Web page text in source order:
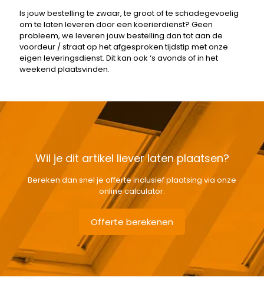
Is jouw bestelling te zwaar, te groot of te schadegevoelig
om te laten leveren door een koerierdienst? Geen
probleem, we leveren jouw bestelling dan tot aan de
voordeur / straat op het afgesproken tijdstip met onze
eigen leveringsdienst. Dit kan ook ‘s avonds of in het
weekend plaatsvinden.
Wil je dit artikel liever laten plaatsen?
Bereken dan snel je offerte inclusief plaatsing via onze
online calculator.
Offerte berekenen